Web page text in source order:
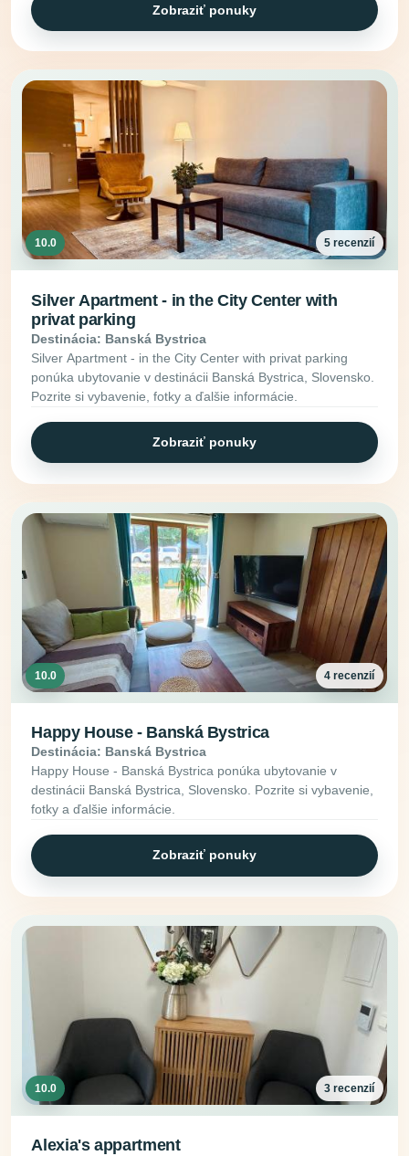
Zobraziť ponuky
10.0 5 recenzií
Silver Apartment - in the City Center with
privat parking
Destinácia: Banská Bystrica
Silver Apartment - in the City Center with privat parking
ponúka ubytovanie v destinácii Banská Bystrica, Slovensko.
Pozrite si vybavenie, fotky a ďalšie informácie.
Zobraziť ponuky
10.0 4 recenzií
Happy House - Banská Bystrica
Destinácia: Banská Bystrica
Happy House - Banská Bystrica ponúka ubytovanie v
destinácii Banská Bystrica, Slovensko. Pozrite si vybavenie,
fotky a ďalšie informácie.
Zobraziť ponuky
10.0 3 recenzií
Alexia's appartment